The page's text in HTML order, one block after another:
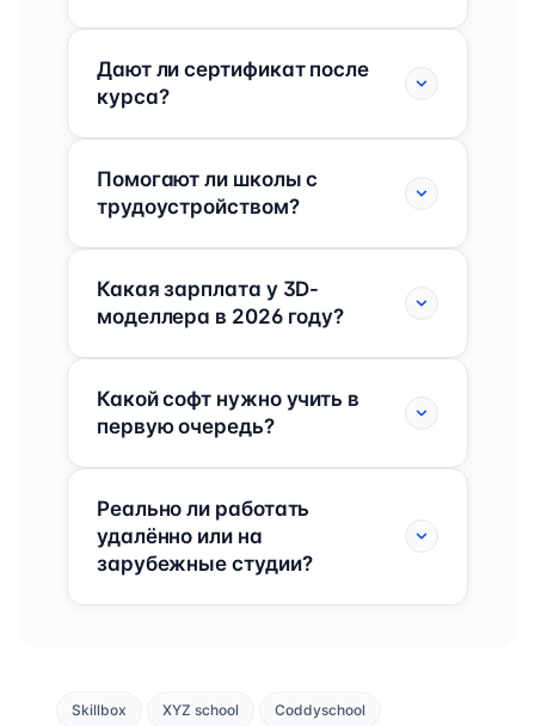
Дают ли сертификат после
курса?
Помогают ли школы с
трудоустройством?
Какая зарплата у 3D-
моделлера в 2026 году?
Какой софт нужно учить в
первую очередь?
Реально ли работать
удалённо или на
зарубежные студии?
Skillbox XYZ school Coddyschool